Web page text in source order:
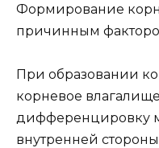
Формирование
причинным
При образовании
корневое
дифференцировку
внутренней